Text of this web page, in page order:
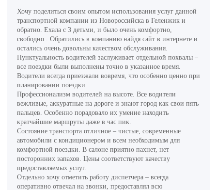
Хочу поделиться своим опытом использования услуг данной
транспортной компании из Новороссийска в Геленжик и
обратно. Ехала с 3 детьми, и было очень комфортно,
свободно . Обратились в компанию найдя сайт в интернете и
остались очень довольны качеством обслуживания.
Пунктуальность водителей заслуживает отдельной похвалы –
все поездки были выполнены точно в указанное время.
Водители всегда приезжали вовремя, что особенно ценно при
планировании поездки.
Профессионализм водителей на высоте. Все водители
вежливые, аккуратные на дороге и знают город как свои пять
пальцев. Особенно порадовало их умение находить
кратчайшие маршруты даже в час пик.
Состояние транспорта отличное – чистые, современные
автомобили с кондиционером и всем необходимым для
комфортной поездки. В салоне приятно пахнет, нет
посторонних запахов. Цены соответствуют качеству
предоставляемых услуг.
Отдельно хочу отметить работу диспетчера – всегда
оперативно отвечал на звонки, предоставлял всю